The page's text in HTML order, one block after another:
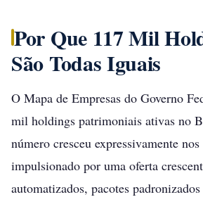
Por Que 117 Mil
São Todas Iguais
O Mapa de Empresas do Governo
mil holdings patrimoniais ativas no
número cresceu expressivamente
impulsionado por uma oferta
automatizados, pacotes